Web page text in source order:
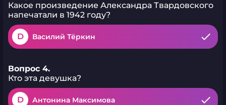
Какое произведение Александра Твардовского
напечатали в 1942 году?
D Василий Тёркин
Вопрос 4.
Кто эта девушка?
D Антонина Максимова